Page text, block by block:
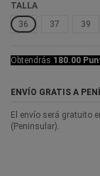
TALLA
36
37 39
Obtendrás 180.00
ENVÍO GRATIS A
El envío será gratuito
(Peninsular).